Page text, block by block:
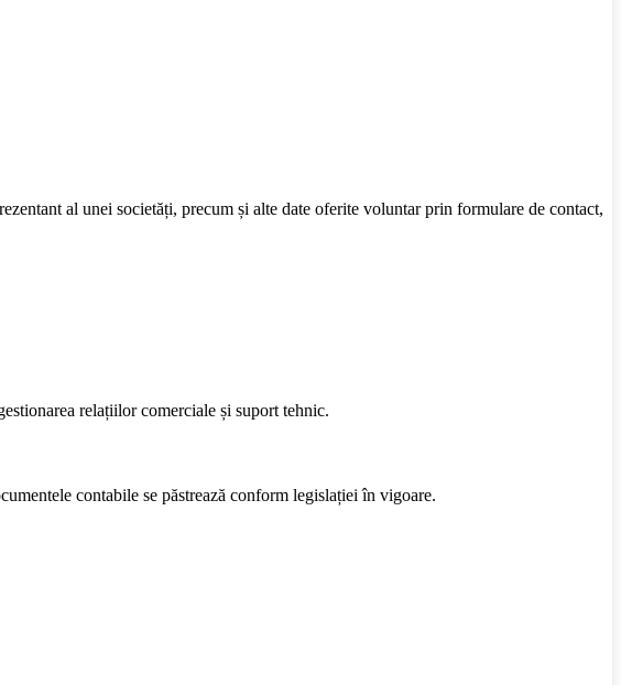
al unei societăți, precum și alte date oferite voluntar prin formulare de contact,
relațiilor comerciale și suport tehnic.
contabile se păstrează conform legislației în vigoare.